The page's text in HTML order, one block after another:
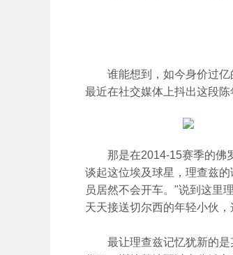
谁能想到，如今身价过亿
最近在社交媒体上抖出这段
那是在2014-15赛季的佛罗
谈起这位埃及球星，理查兹
员居然不会开车。"说到这里
天天接送切尔西的年轻小伙
最让理查兹记忆犹新的是